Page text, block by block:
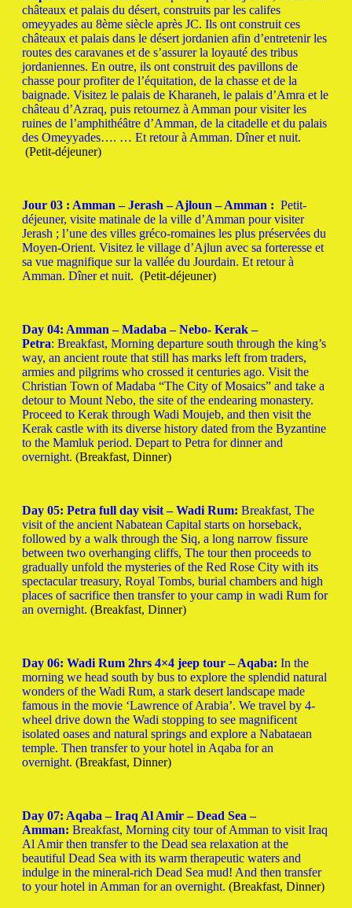
châteaux et palais du désert, construits par les califes
omeyyades au 8ème siècle après JC. Ils ont construit ces
châteaux et palais dans le désert jordanien afin d’entretenir les
routes des caravanes et de s’assurer la loyauté des tribus
jordaniennes. En outre, ils ont construit des pavillons de
chasse pour profiter de l’équitation, de la chasse et de la
baignade. Visitez le palais de Kharaneh, le palais d’Amra et le
château d’Azraq, puis retournez à Amman pour visiter les
ruines de l’amphithéâtre d’Amman, de la citadelle et du palais
des Omeyyades…. … Et retour à Amman. Dîner et nuit.
(Petit-déjeuner)
Jour 03 : Amman – Jerash – Ajloun – Amman : Petit-
déjeuner, visite matinale de la ville d’Amman pour visiter
Jerash ; l’une des villes gréco-romaines les plus préservées du
Moyen-Orient. Visitez le village d’Ajlun avec sa forteresse et
sa vue magnifique sur la vallée du Jourdain. Et retour à
Amman. Dîner et nuit. (Petit-déjeuner)
Day 04: Amman – Madaba – Nebo- Kerak –
Petra: Breakfast, Morning departure south through the king’s
way, an ancient route that still has marks left from traders,
armies and pilgrims who crossed it centuries ago. Visit the
Christian Town of Madaba “The City of Mosaics” and take a
detour to Mount Nebo, the site of the endearing monastery.
Proceed to Kerak through Wadi Moujeb, and then visit the
Kerak castle with its diverse history dated from the Byzantine
to the Mamluk period. Depart to Petra for dinner and
overnight. (Breakfast, Dinner)
Day 05: Petra full day visit – Wadi Rum: Breakfast, The
visit of the ancient Nabatean Capital starts on horseback,
followed by a walk through the Siq, a long narrow fissure
between two overhanging cliffs, The tour then proceeds to
gradually unfold the mysteries of the Red Rose City with its
spectacular treasury, Royal Tombs, burial chambers and high
places of sacrifice then transfer to your camp in wadi Rum for
an overnight. (Breakfast, Dinner)
Day 06: Wadi Rum 2hrs 4×4 jeep tour – Aqaba: In the
morning we head south by bus to explore the splendid natural
wonders of the Wadi Rum, a stark desert landscape made
famous in the movie ‘Lawrence of Arabia’. We travel by 4-
wheel drive down the Wadi stopping to see magnificent
isolated oases and natural springs and explore a Nabataean
temple. Then transfer to your hotel in Aqaba for an
overnight. (Breakfast, Dinner)
Day 07: Aqaba – Iraq Al Amir – Dead Sea –
Amman: Breakfast, Morning city tour of Amman to visit Iraq
Al Amir then transfer to the Dead sea relaxation at the
beautiful Dead Sea with its warm therapeutic waters and
indulge in the mineral-rich Dead Sea mud! And then transfer
to your hotel in Amman for an overnight. (Breakfast, Dinner)